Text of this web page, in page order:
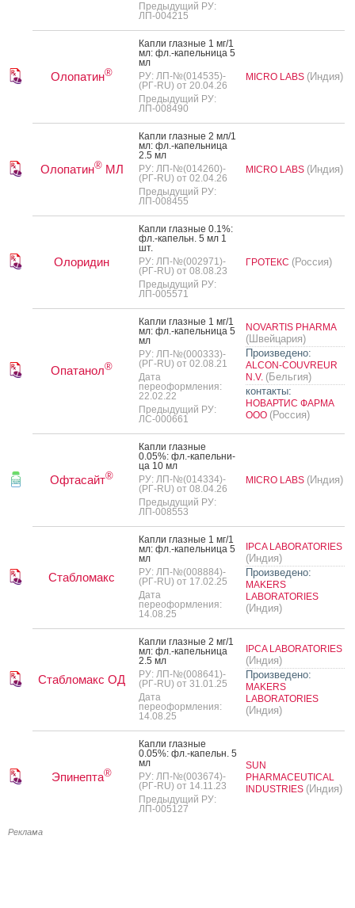
Предыдущий РУ:
ЛП-004215
Олопатин®
Кап­ли глаз­ные 1 мг/1
мл: фл.-ка­пель­ни­ца 5
мл
РУ: ЛП-№(014535)-
(РГ-RU) от 20.04.26
Предыдущий РУ:
ЛП-008490
MICRO LABS (Индия)
Олопатин®МЛ
Кап­ли глаз­ные 2 мл/1
мл: фл.-ка­пель­ни­ца
2.5 мл
РУ: ЛП-№(014260)-
(РГ-RU) от 02.04.26
Предыдущий РУ:
ЛП-008455
MICRO LABS (Индия)
Олоридин
Кап­ли глаз­ные 0.1%:
фл.-ка­пельн. 5 мл 1
шт.
РУ: ЛП-№(002971)-
(РГ-RU) от 08.08.23
Предыдущий РУ:
ЛП-005571
ГРОТЕКС (Россия)
Опатанол®
Кап­ли глаз­ные 1 мг/1
мл: фл.-ка­пель­ни­ца 5
мл
РУ: ЛП-№(000333)-
(РГ-RU) от 02.08.21
Дата
переоформления:
22.02.22
Предыдущий РУ:
ЛС-000661
NOVARTIS PHARMA
(Швейцария)
Произведено:
ALCON-COUVREUR
N.V. (Бельгия)
контакты:
НОВАРТИС ФАРМА
ООО (Россия)
Офтасайт®
Кап­ли глаз­ные
0.05%: фл.-ка­пель­ни­
ца 10 мл
РУ: ЛП-№(014334)-
(РГ-RU) от 08.04.26
Предыдущий РУ:
ЛП-008553
MICRO LABS (Индия)
Стабломакс
Кап­ли глаз­ные 1 мг/1
мл: фл.-ка­пель­ни­ца 5
мл
РУ: ЛП-№(008884)-
(РГ-RU) от 17.02.25
Дата
переоформления:
14.08.25
IPCA LABORATORIES
(Индия)
Произведено:
MAKERS
LABORATORIES
(Индия)
Стабломакс ОД
Кап­ли глаз­ные 2 мг/1
мл: фл.-ка­пель­ни­ца
2.5 мл
РУ: ЛП-№(008641)-
(РГ-RU) от 31.01.25
Дата
переоформления:
14.08.25
IPCA LABORATORIES
(Индия)
Произведено:
MAKERS
LABORATORIES
(Индия)
Эпинепта®
Кап­ли глаз­ные
0.05%: фл.-ка­пельн. 5
мл
РУ: ЛП-№(003674)-
(РГ-RU) от 14.11.23
Предыдущий РУ:
ЛП-005127
SUN
PHARMACEUTICAL
INDUSTRIES (Индия)
Реклама